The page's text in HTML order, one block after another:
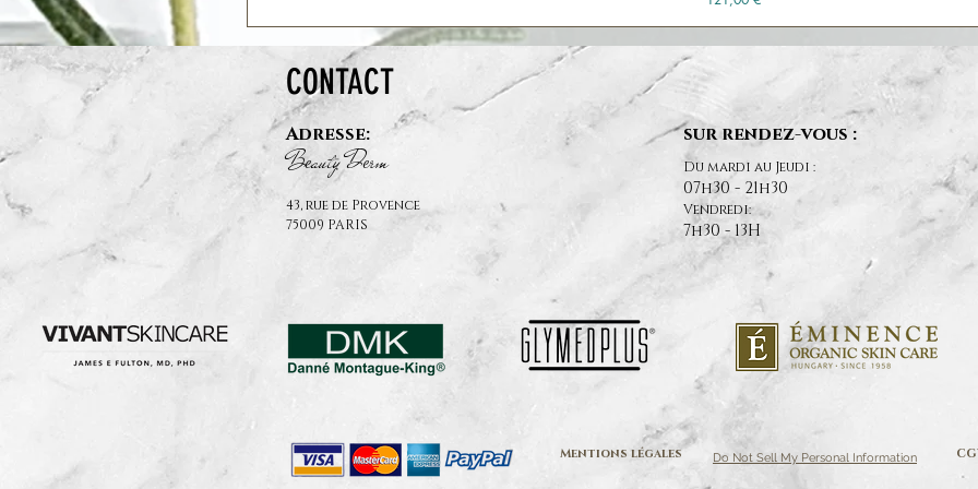
CONTACT
Adresse:
Beauty Derm
43, rue de Provence
75009 PARIS
sur rendez-vous :
Du mardi au Jeudi :
07h30 - 21h30
Vendredi:
7h30 - 13H
Mentions légales Do Not Sell My Personal Information